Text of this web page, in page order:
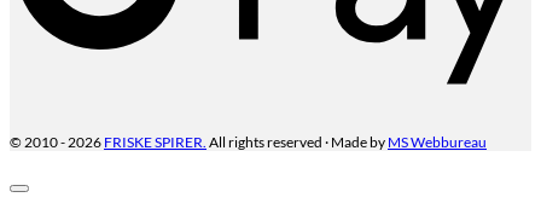
© 2010 - 2026 FRISKE SPIRER. All rights reserved · Made by MS Webbureau